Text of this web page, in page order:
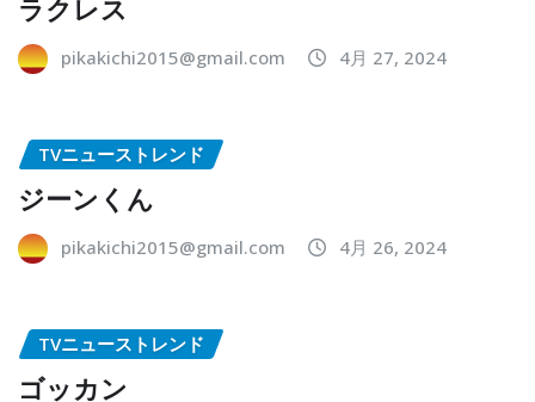
ラクレス
pikakichi2015@gmail.com 4月 27, 2024
TVニューストレンド
ジーンくん
pikakichi2015@gmail.com 4月 26, 2024
TVニューストレンド
ゴッカン